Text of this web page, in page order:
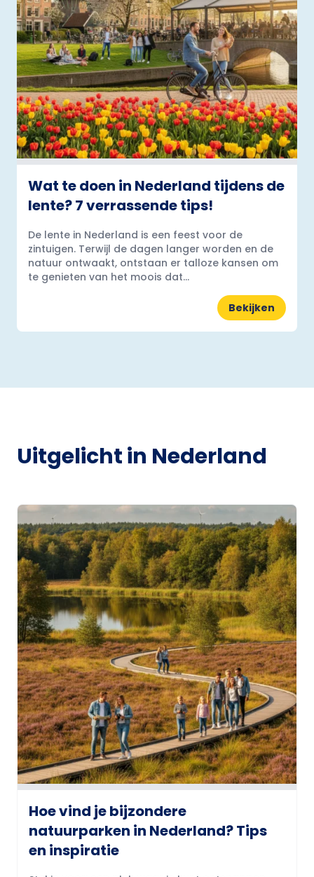
Wat te doen in Nederland tijdens de
lente? 7 verrassende tips!
De lente in Nederland is een feest voor de
zintuigen. Terwijl de dagen langer worden en de
natuur ontwaakt, ontstaan er talloze kansen om
te genieten van het moois dat...
Bekijken
Uitgelicht in Nederland
Hoe vind je bijzondere
natuurparken in Nederland? Tips
en inspiratie